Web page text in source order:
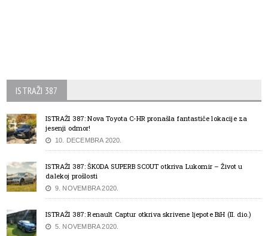
ISTRAŽI 387
ISTRAŽI 387: Nova Toyota C-HR pronašla fantastiče lokacije za
jesenji odmor!
10. DECEMBRA 2020.
ISTRAŽI 387: ŠKODA SUPERB SCOUT otkriva Lukomir – Život u
dalekoj prošlosti
9. NOVEMBRA 2020.
ISTRAŽI 387: Renault Captur otkriva skrivene ljepote BiH (II. dio.)
5. NOVEMBRA 2020.